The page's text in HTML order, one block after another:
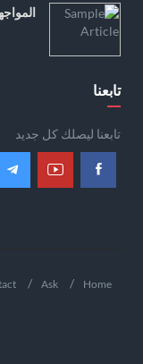
تابعنا
تابعنا ليصلك كل جديد
Home
Ask